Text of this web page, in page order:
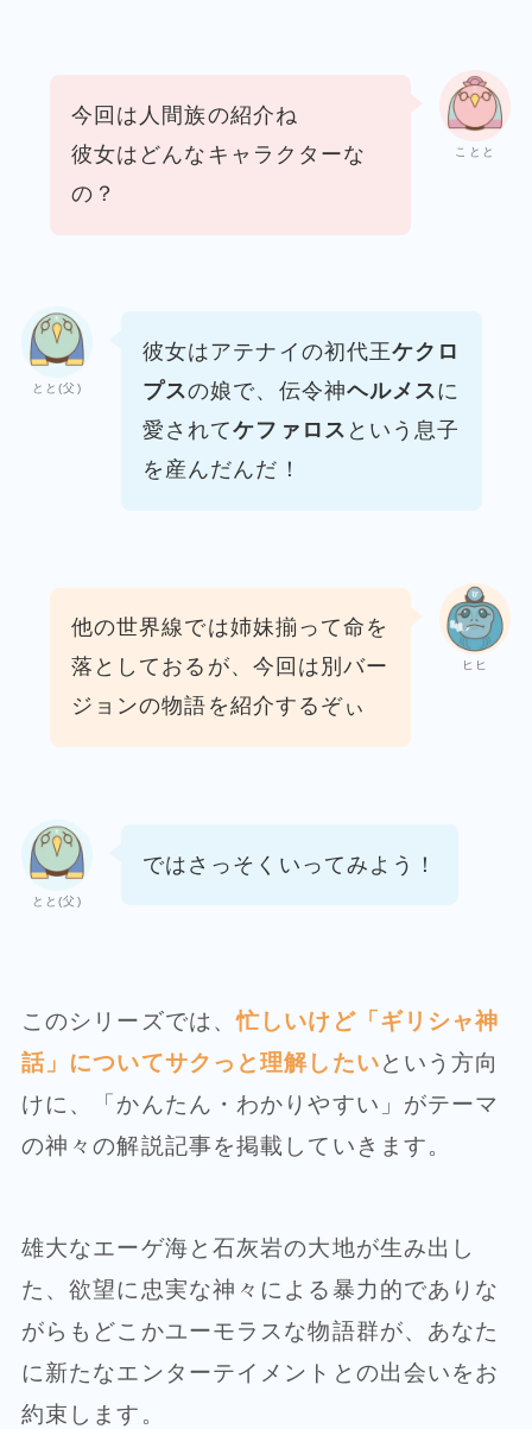
ことと
今回は人間族の紹介ね
彼女はどんなキャラクターな
の？
とと(父)
彼女はアテナイの初代王ケクロ
プスの娘で、 伝令神ヘルメスに
愛されてケファロス という息子
を産んだんだ！
ヒヒ
他の世界線では姉妹揃って命を
落としておるが、 今回は別バー
ジョンの物語を紹介するぞぃ
とと(父)
ではさっそくいってみよう！
このシリーズでは、忙しいけど「ギリシャ神
話」についてサクっと理解したいという方向
けに、「かんたん・わかりやすい」がテーマ
の神々の解説記事を掲載していきます。
雄大なエーゲ海と石灰岩の大地が生み出し
た、欲望に忠実な神々による暴力的でありな
がらもどこかユーモラスな物語群が、あなた
に新たなエンターテイメントとの出会いをお
約束します。